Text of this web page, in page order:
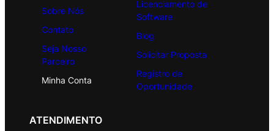
Sobre Nós
Contato
Seja Nosso
Parceiro
Minha Conta
Licenciamento de
Software
Blog
Solicitar Proposta
Registro de
Oportunidade
ATENDIMENTO